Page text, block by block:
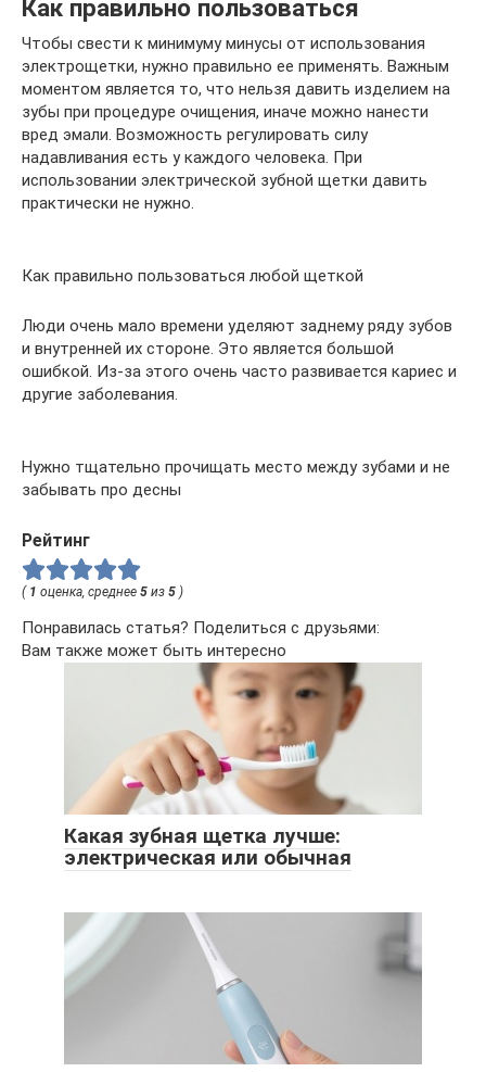
Как правильно пользоваться
Чтобы свести к минимуму минусы от использования
электрощетки, нужно правильно ее применять. Важным
моментом является то, что нельзя давить изделием на
зубы при процедуре очищения, иначе можно нанести
вред эмали. Возможность регулировать силу
надавливания есть у каждого человека. При
использовании электрической зубной щетки давить
практически не нужно.
Как правильно пользоваться любой щеткой
Люди очень мало времени уделяют заднему ряду зубов
и внутренней их стороне. Это является большой
ошибкой. Из-за этого очень часто развивается кариес и
другие заболевания.
Нужно тщательно прочищать место между зубами и не
забывать про десны
Рейтинг
( 1 оценка, среднее 5 из 5 )
Понравилась статья? Поделиться с друзьями:
Вам также может быть интересно
Какая зубная щетка лучше:
электрическая или обычная